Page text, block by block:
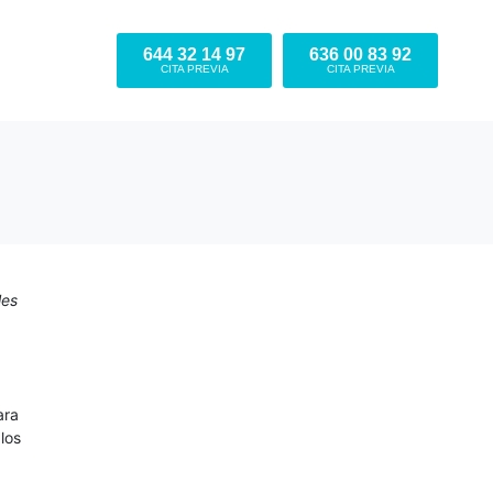
644 32 14 97
CITA PREVIA
636 00 83 92
CITA PREVIA